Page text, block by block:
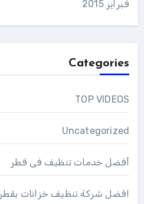
فبراير 2015
Categories
TOP VIDEOS
Uncategorized
أفضل خدمات تنظيف فى قطر
افضل شركة تنظيف خزانات بقطر